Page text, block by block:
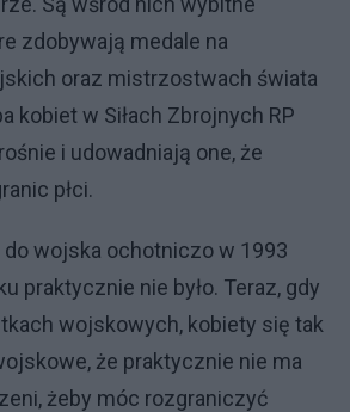
zdobywają medale na
oraz mistrzostwach świata
kobiet w Siłach Zbrojnych RP
i udowadniają one, że
płci.
do wojska ochotniczo w 1993
praktycznie nie było. Teraz, gdy
wojskowych, kobiety się tak
że praktycznie nie ma
żeby móc rozgraniczyć